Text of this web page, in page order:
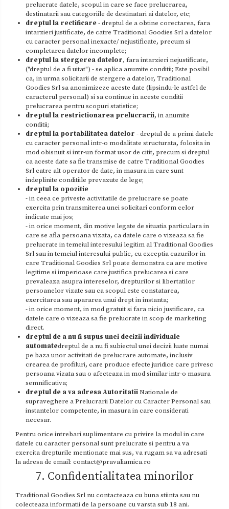
prelucrate datele, scopul in care se face prelucrarea,
destinatarii sau categoriile de destinatari ai datelor, etc;
dreptul la rectificare- dreptul de a obtine corectarea, fara
intarzieri justificate, de catre Traditional Goodies Srl a datelor
cu caracter personal inexacte/ nejustificate, precum si
completarea datelor incomplete;
dreptul la stergerea datelor, fara intarzieri nejustificate,
("dreptul de a fi uitat") - se aplica anumite conditii; Este posibil
ca, in urma solicitarii de stergere a datelor, Traditional
Goodies Srl sa anonimizeze aceste date (lipsindu-le astfel de
caracterul personal) si sa continue in aceste conditii
prelucrarea pentru scopuri statistice;
dreptul la restrictionarea prelucrarii, in anumite
conditii;
dreptul la portabilitatea datelor - dreptul de a primi datele
cu caracter personal intr-o modalitate structurata, folosita in
mod obisnuit si intr-un format usor de citit, precum si dreptul
ca aceste date sa fie transmise de catre Traditional Goodies
Srl catre alt operator de date, in masura in care sunt
indeplinite conditiile prevazute de lege;
dreptul la opozitie
- in ceea ce priveste activitatile de prelucrare se poate
exercita prin transmiterea unei solicitari conform celor
indicate mai jos;
- in orice moment, din motive legate de situatia particulara in
care se afla persoana vizata, ca datele care o vizeaza sa fie
prelucrate in temeiul interesului legitim al Traditional Goodies
Srl sau in temeiul interesului public, cu exceptia cazurilor in
care Traditional Goodies Srl poate demonstra ca are motive
legitime si imperioase care justifica prelucarea si care
prevaleaza asupra intereselor, drepturilor si libertatilor
persoanelor vizate sau ca scopul este constatarea,
exercitarea sau apararea unui drept in instanta;
- in orice moment, in mod gratuit si fara nicio justificare, ca
datele care o vizeaza sa fie prelucrate in scop de marketing
direct.
dreptul de a nu fi supus unei decizii individuale
automatedreptul de a nu fi subiectul unei decizii luate numai
pe baza unor activitati de prelucrare automate, inclusiv
crearea de profiluri, care produce efecte juridice care privesc
persoana vizata sau o afecteaza in mod similar intr-o masura
semnificativa;
dreptul de a va adresa AutoritatiiNationale de
supraveghere a Prelucrarii Datelor cu Caracter Personal sau
instantelor competente, in masura in care considerati
necesar.
Pentru orice intrebari suplimentare cu privire la modul in care
datele cu caracter personal sunt prelucrate si pentru a va
exercita drepturile mentionate mai sus, va rugam sa va adresati
la adresa de email: contact@pravaliamica.ro
7. Confidentialitatea minorilor
Traditional Goodies Srl nu contacteaza cu buna stiinta sau nu
colecteaza informatii de la persoane cu varsta sub 18 ani.